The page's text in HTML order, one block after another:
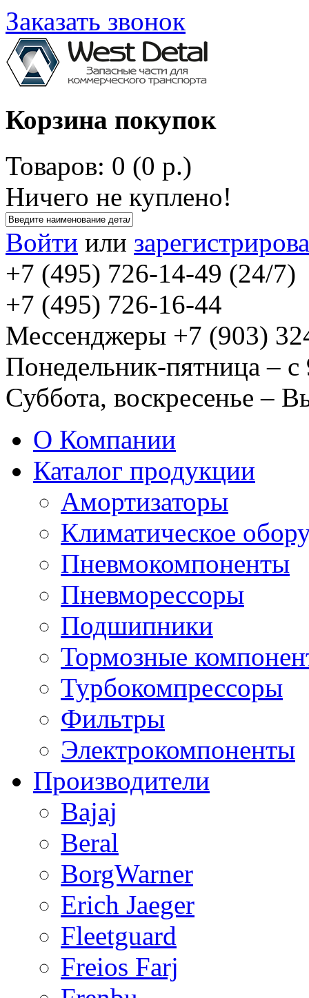
Заказать звонок
Корзина покупок
Товаров: 0 (0 р.)
Ничего не куплено!
Войти или
+7 (495) 726-14-49 (24/7)
+7 (495) 726-16-44
Мессенджеры +7 (903)
Понедельник-пятница –
Суббота, воскресенье –
О Компании
Каталог продукции
Амортизаторы
Климатическое
Пневмокомпоненты
Пневморессоры
Подшипники
Тормозные
Турбокомпрессоры
Фильтры
Электрокомпоненты
Производители
Bajaj
Beral
BorgWarner
Erich Jaeger
Fleetguard
Freios Farj